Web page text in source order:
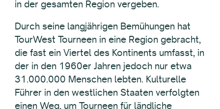
in der gesamten Region vergeben.
Durch seine langjährigen Bemühungen hat
TourWest Tourneen in eine Region gebracht,
die fast ein Viertel des Kontinents umfasst, in
der in den 1960er Jahren jedoch nur etwa
31.000.000 Menschen lebten. Kulturelle
Führer in den westlichen Staaten verfolgten
einen Weg, um Tourneen für ländliche